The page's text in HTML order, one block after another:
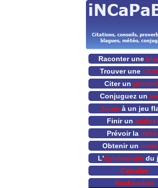
Raconter une
Trouver une
Citer un
Conjuguez un
Jouerà un jeu
Finir un
Prévoir la
Obtenir un
L'éphéméride du
Calculer
Rechercher